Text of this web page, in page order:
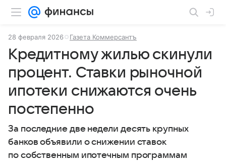
28 февраля 2026 Газета Коммерсантъ
Кредитному жилью скинули
процент. Ставки рыночной
ипотеки снижаются очень
постепенно
За последние две недели десять крупных
банков объявили о снижении ставок
по собственным ипотечным программам